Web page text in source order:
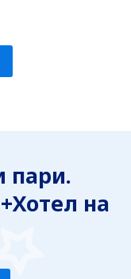
пари.
на